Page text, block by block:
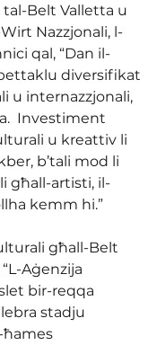
Belt Valletta u
Nazzjonali, l-
qal, “Dan il-
diversifikat
u internazzjonali,
Investiment
u kreattiv li
b’tali mod li
għall-artisti, il-
kemm hi.”
għall-Belt
Aġenzija
bir-reqqa
stadju